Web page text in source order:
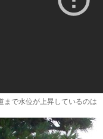
まで水位が上昇しているの